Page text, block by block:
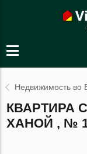
Недвижимость во
КВАРТИРА
ХАНОЙ , №